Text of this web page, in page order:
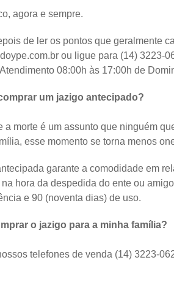
agora e sempre.
de ler os pontos que geralmente
ou ligue para (14) 3223-
08:00h às 17:00h de
um jazigo antecipado?
a morte é um assunto que ninguém
esse momento se torna menos
garante a comodidade em
hora da despedida do ente ou
e 90 (noventa dias) de uso.
o jazigo para a minha família?
telefones de venda (14) 3223-